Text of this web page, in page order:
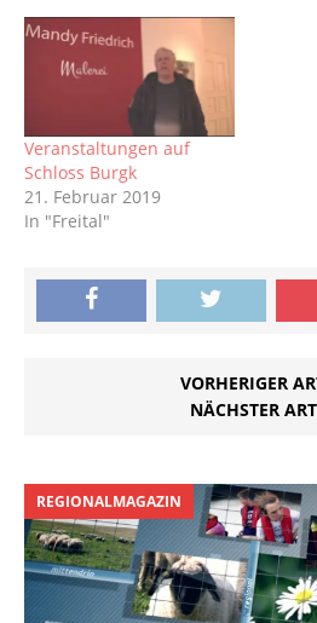
Veranstaltungen auf
Schloss Burgk
21. Februar 2019
In "Freital"
VORHERIGER
NÄCHSTER
REGIONALMAGAZIN